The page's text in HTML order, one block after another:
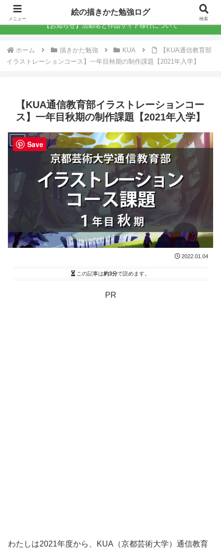
絵の描きかた勉強ログ
【お知らせ】活動名と作品サイト移行について
ホーム 描きかた勉強 KUA
【KUA通信教育部
イラストレーションコース】一年目秋期の制作課題【2021年入学】
【KUA通信教育部イラストレーションコー
ス】一年目秋期の制作課題【2021年入学】
KUA
2022.01.04
この記事は約3分で読めます。
PR
わたしは2021年度から、KUA（京都芸術大学）通信教育
メニュー
絵の描きかた勉強ログ
検索
Save